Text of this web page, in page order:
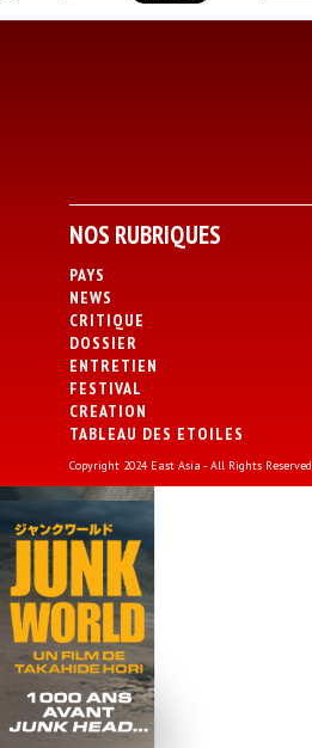
NOS RUBRIQUES
PAYS
NEWS
CRITIQUE
DOSSIER
ENTRETIEN
FESTIVAL
CREATION
TABLEAU DES ETOILES
Copyright 2024 East Asia - All Rights Reserved